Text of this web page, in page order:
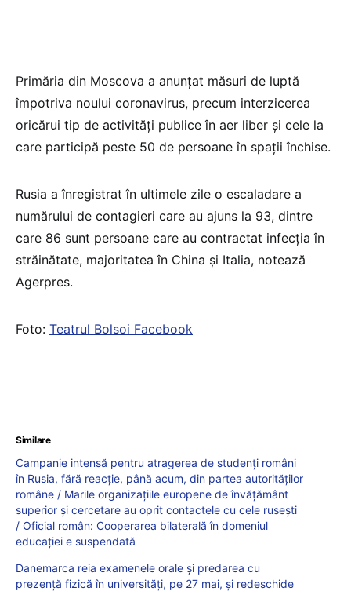
Primăria din Moscova a anunţat măsuri de luptă
împotriva noului coronavirus, precum interzicerea
oricărui tip de activităţi publice în aer liber şi cele la
care participă peste 50 de persoane în spaţii închise.
Rusia a înregistrat în ultimele zile o escaladare a
numărului de contagieri care au ajuns la 93, dintre
care 86 sunt persoane care au contractat infecţia în
străinătate, majoritatea în China şi Italia, notează
Agerpres.
Foto: Teatrul Bolsoi Facebook
Similare
Campanie intensă pentru atragerea de studenți români
în Rusia, fără reacție, până acum, din partea autorităților
române / Marile organizațiile europene de învățământ
superior și cercetare au oprit contactele cu cele rusești
/ Oficial român: Cooperarea bilaterală în domeniul
educației e suspendată
Danemarca reia examenele orale și predarea cu
prezență fizică în universități, pe 27 mai, și redeschide